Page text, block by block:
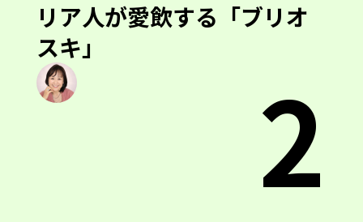
リア人が愛飲する「ブリオ
スキ」
2